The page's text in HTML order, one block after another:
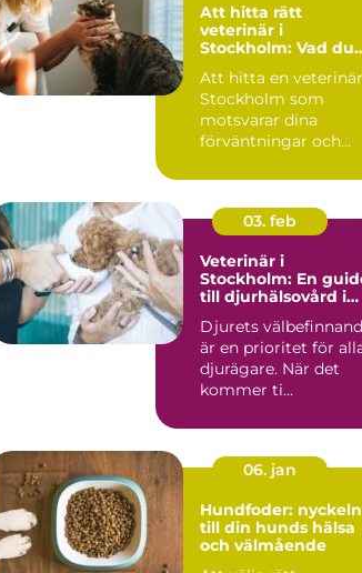
Att hitta rätt
veterinär i
Stockholm: Vad du
Att hitta en
Stockholm som
motsvarar dina
förväntningar och
03. feb
Veterinär i
Stockholm: En
till djurhälsovård i
Djurets
är en prioritet för
djurägare. När det
kommer ti...
06. jan
Hundfoder: nyckeln
till din hunds hälsa
och välmående